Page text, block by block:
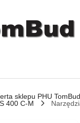
sklepu PHU TomBud
400 C-M